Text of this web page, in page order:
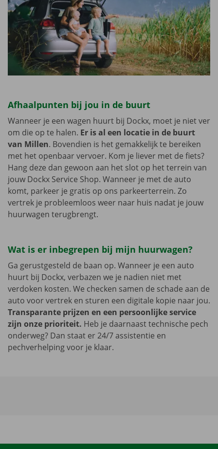
Afhaalpunten bij jou in de buurt
Wanneer je een wagen huurt bij Dockx, moet je niet ver
om die op te halen. Er is al een locatie in de buurt
van Millen. Bovendien is het gemakkelijk te bereiken
met het openbaar vervoer. Kom je liever met de fiets?
Hang deze dan gewoon aan het slot op het terrein van
jouw Dockx Service Shop. Wanneer je met de auto
komt, parkeer je gratis op ons parkeerterrein. Zo
vertrek je probleemloos weer naar huis nadat je jouw
huurwagen terugbrengt.
Wat is er inbegrepen bij mijn huurwagen?
Ga gerustgesteld de baan op. Wanneer je een auto
huurt bij Dockx, verbazen we je nadien niet met
verdoken kosten. We checken samen de schade aan de
auto voor vertrek en sturen een digitale kopie naar jou.
Transparante prijzen en een persoonlijke service
zijn onze prioriteit. Heb je daarnaast technische pech
onderweg? Dan staat er 24/7 assistentie en
pechverhelping voor je klaar.